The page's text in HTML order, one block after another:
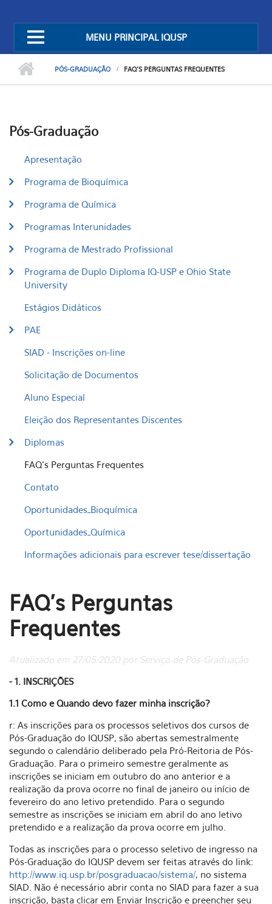
MENU PRINCIPAL IQUSP
PÓS-GRADUAÇÃO FAQ'S PERGUNTAS FREQUENTES
Pós-Graduação
Apresentação
Programa de Bioquímica
Programa de Química
Programas Interunidades
Programa de Mestrado Profissional
Programa de Duplo Diploma IQ-USP e Ohio State
University
Estágios Didáticos
PAE
SIAD - Inscrições on-line
Solicitação de Documentos
Aluno Especial
Eleição dos Representantes Discentes
Diplomas
FAQ's Perguntas Frequentes
Contato
Oportunidades_Bioquímica
Oportunidades_Química
Informações adicionais para escrever tese/dissertação
FAQ's Perguntas
Frequentes
Atualizado em 27/05/2020 por Serviço de Pós-Graduação
- 1. INSCRIÇÕES
1.1 Como e Quando devo fazer minha inscrição?
r: As inscrições para os processos seletivos dos cursos de
Pós-Graduação do IQUSP, são abertas semestralmente
segundo o calendário deliberado pela Pró-Reitoria de Pós-
Graduação. Para o primeiro semestre geralmente as
inscrições se iniciam em outubro do ano anterior e a
realização da prova ocorre no final de janeiro ou início de
fevereiro do ano letivo pretendido. Para o segundo
semestre as inscrições se iniciam em abril do ano letivo
pretendido e a realização da prova ocorre em julho.
Todas as inscrições para o processo seletivo de ingresso na
Pós-Graduação do IQUSP devem ser feitas através do link:
http://www.iq.usp.br/posgraduacao/sistema/, no sistema
SIAD. Não é necessário abrir conta no SIAD para fazer a sua
inscrição, basta clicar em Enviar Inscrição e preencher seu